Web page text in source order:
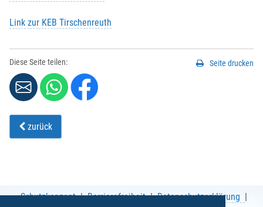
Link zur KEB Tirschenreuth
Diese Seite teilen: Seite drucken
zurück
Schutzkonzept Barrierefreiheit Datenschutzerklärung